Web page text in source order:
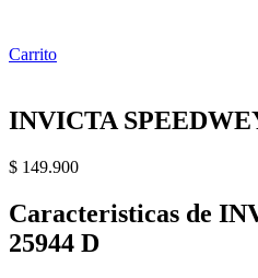
Carrito
INVICTA
$ 149.900
Caracteristicas de
25944 D